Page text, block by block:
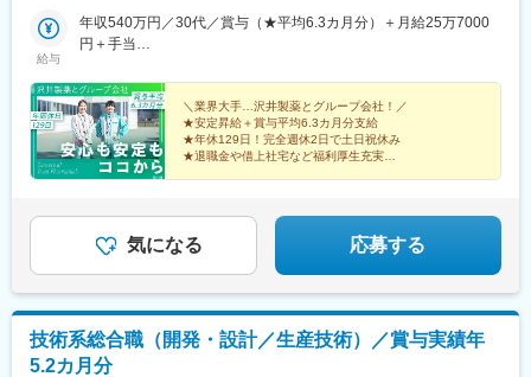
車で4～5分※他県からのU・Iターン就職者も多数在籍※自動車通勤
OK最高水準のＵ・Ｉターン支援あり！￣￣￣￣￣￣￣￣￣￣￣￣
等含む）の7割を会社が負担。※家賃上限有★原則引越し費用は全
額会社負担提携会社を使用するため、引越し費用の一時的な立て
替えも必要ありません。※ピアノなど移送に高額な料金や特殊な技
術が必要なものは除く★車の維持補填費とガソリン代支給（例）
普通車で往復60kmの場合／月3万6,500円※いずれの制度も規定有
給与
年収540万円／30代／賞与（★平均6.3カ月分）＋月給25万7000
円＋手当
円＋手当
＼業界大手…沢井製薬とグループ会社！／
★安定昇給＋賞与平均6.3カ月分支給
★年休129日！完全週休2日で土日祝休み
★退職金や借上社宅など福利厚生充実
気になる 応募する
技術系総合職（開発・設計／生産技術）／賞与実績年
5.2カ月分